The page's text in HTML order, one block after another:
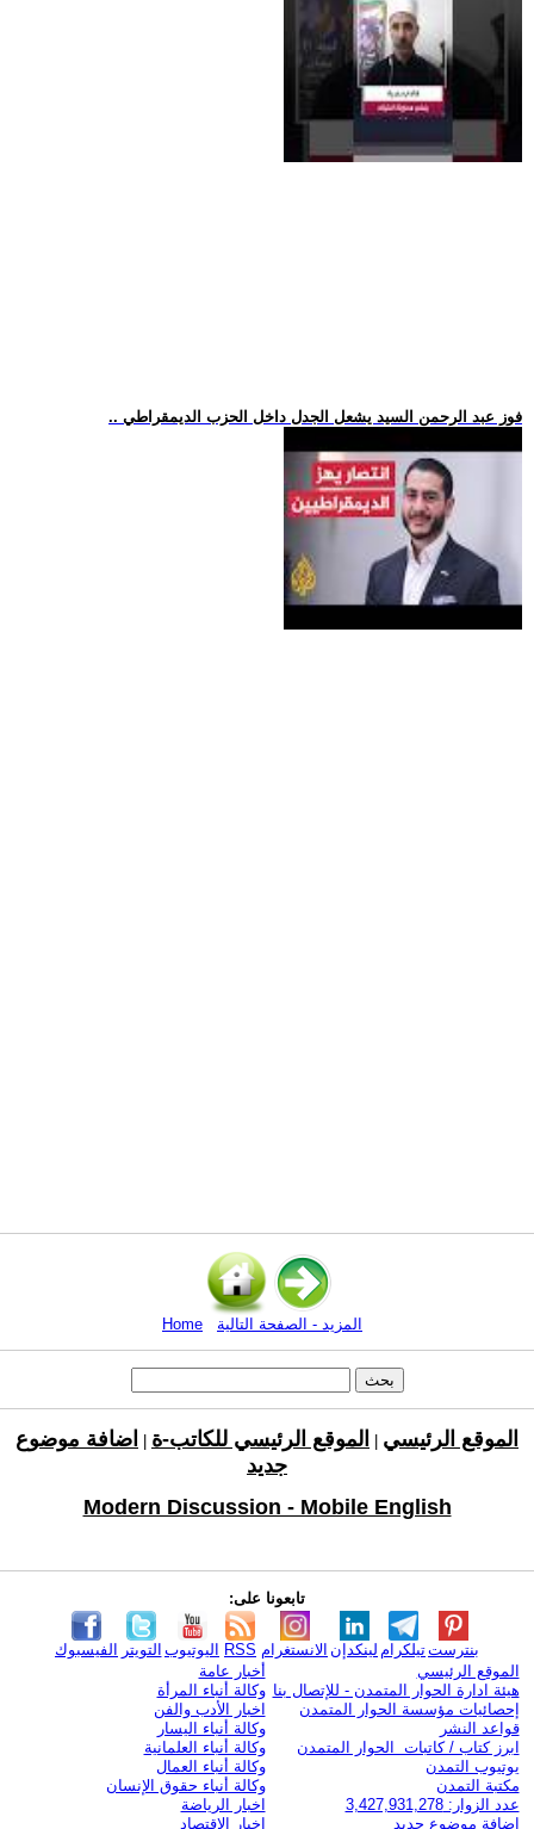
.. فوز عبد الرحمن السيد يشعل الجدل داخل الحزب الديمقراطي
Home المزيد - الصفحة التالية
الموقع الرئيسي الموقع الرئيسي للكاتب-ة
اضافة موضوع
جديد
Modern Discussion - Mobile English
تابعونا على:
الفيسبوك التويتر اليوتيوب RSS الانستغرام لينكدإن تيلكرامبنترست
الموقع الرئيسي
هيئة ادارة الحوار المتمدن - للإتصال بنا
إحصائيات مؤسسة الحوار المتمدن
قواعد النشر
ابرز كتاب / كاتبات الحوار المتمدن
يوتيوب التمدن
مكتبة التمدن
عدد الزوار: 3,427,931,278
اضافة موضوع جديد
أخبار عامة
وكالة أنباء المرأة
اخبار الأدب والفن
وكالة أنباء اليسار
وكالة أنباء العلمانية
وكالة أنباء العمال
وكالة أنباء حقوق الإنسان
اخبار الرياضة
اخبار الاقتصاد